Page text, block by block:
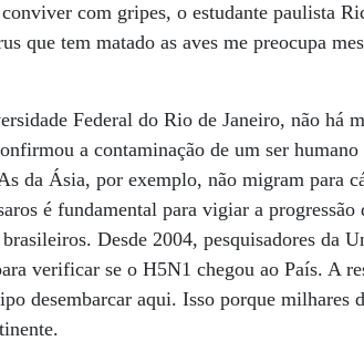
com gripes, o estudante paulista
que tem matado as aves me preocupa
Federal do Rio de Janeiro, não há
a contaminação de um ser
da Ásia, por exemplo, não migram para
é fundamental para vigiar a progressão
Desde 2004, pesquisadores da
verificar se o H5N1 chegou ao País. A
desembarcar aqui. Isso porque milhares